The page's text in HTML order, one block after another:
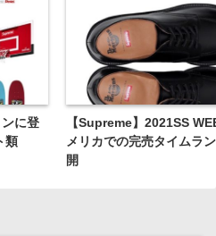
に登
類
【Supreme】2021SS
メリカでの完売タイムラ
開